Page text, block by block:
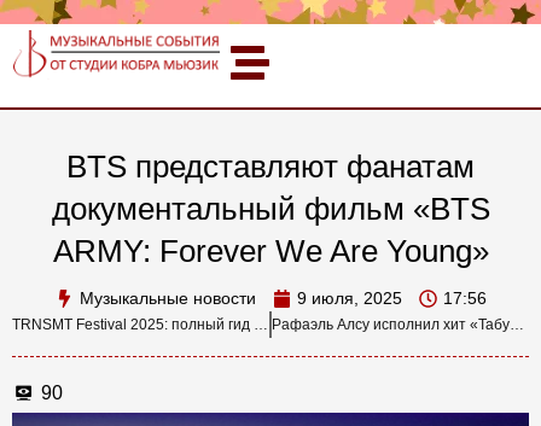
BTS представляют фанатам
документальный фильм «BTS
ARMY: Forever We Are Young»
Музыкальные новости 9 июля, 2025 17:56
TRNSMT Festival 2025: полный гид по погоде, хедлайнерам и новостям Рафаэль Алсу исполнил хит «Табу» совместно с Евой Власовой
90